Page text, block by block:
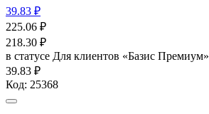
39.83 ₽
225.06 ₽
218.30 ₽
в статусе Для клиентов «Базис Премиум»
39.83 ₽
Код: 25368